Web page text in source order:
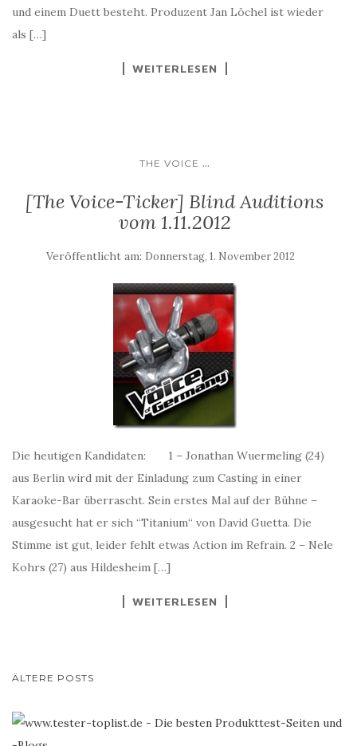
und einem Duett besteht. Produzent Jan Löchel ist wieder
als […]
WEITERLESEN
THE VOICE ...
[The Voice-Ticker] Blind Auditions
vom 1.11.2012
Veröffentlicht am: Donnerstag, 1. November 2012
Die heutigen Kandidaten: 1 – Jonathan Wuermeling (24)
aus Berlin wird mit der Einladung zum Casting in einer
Karaoke-Bar überrascht. Sein erstes Mal auf der Bühne –
ausgesucht hat er sich “Titanium“ von David Guetta. Die
Stimme ist gut, leider fehlt etwas Action im Refrain. 2 – Nele
Kohrs (27) aus Hildesheim […]
WEITERLESEN
BEITRAGS-
ÄLTERE POSTS